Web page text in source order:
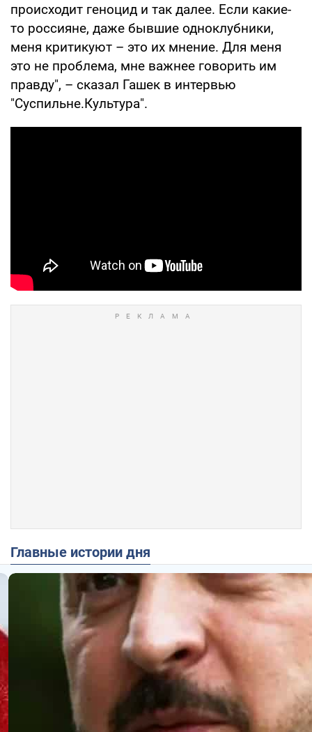
происходит геноцид и так далее. Если какие-
то россияне, даже бывшие одноклубники,
меня критикуют – это их мнение. Для меня
это не проблема, мне важнее говорить им
правду", – сказал Гашек в интервью
"Суспильне.Культура".
Главные истории дня